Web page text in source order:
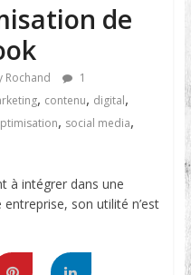
de
Rochand
1
, contenu, digital,
, social media,
à intégrer dans une
son utilité n’est